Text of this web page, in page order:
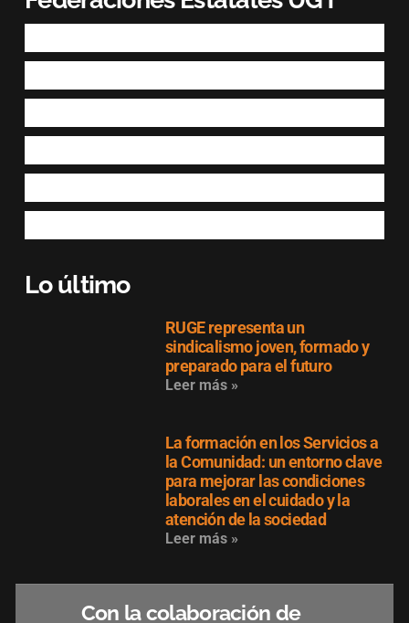
Lo último
RUGE representa un
sindicalismo joven, formado y
preparado para el futuro
Leer más »
La formación en los Servicios a
la Comunidad: un entorno clave
para mejorar las condiciones
laborales en el cuidado y la
atención de la sociedad
Leer más »
Con la colaboración de